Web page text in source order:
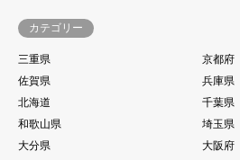
カテゴリー
三重県
京都府
佐賀県
兵庫県
北海道
千葉県
和歌山県
埼玉県
大分県
大阪府